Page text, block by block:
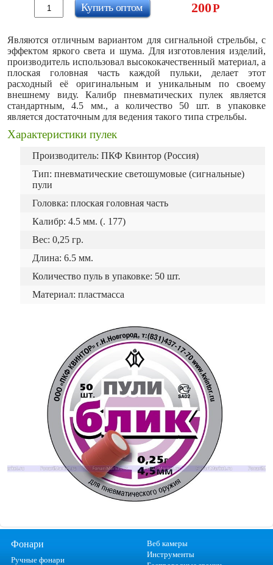
200Р
Купить оптом
Являются отличным вариантом для сигнальной стрельбы, с
эффектом яркого света и шума. Для изготовления изделий,
производитель использовал высококачественный материал, а
плоская головная часть каждой пульки, делает этот
расходный её оригинальным и уникальным по своему
внешнему виду. Калибр пневматических пулек является
стандартным, 4.5 мм., а количество 50 шт. в упаковке
является достаточным для ведения такого типа стрельбы.
Характеристики пулек
Производитель: ПКФ Квинтор (Россия)
Тип: пневматические светошумовые (сигнальные)
пули
Головка: плоская головная часть
Калибр: 4.5 мм. (. 177)
Вес: 0,25 гр.
Длина: 6.5 мм.
Количество пуль в упаковке: 50 шт.
Материал: пластмасса
Фонари
Ручные фонари
Веб камеры
Инструменты